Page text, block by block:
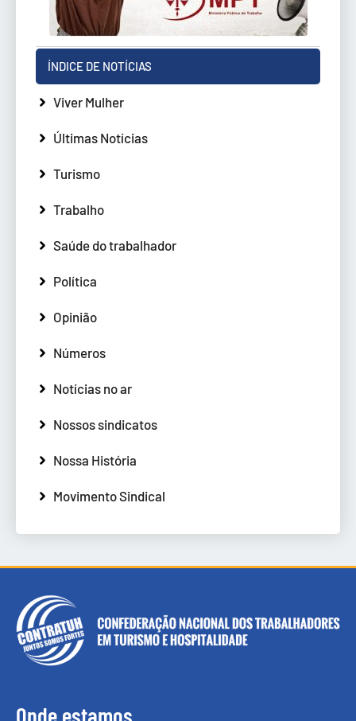
ÍNDICE DE NOTÍCIAS
Viver Mulher
Últimas Notícias
Turismo
Trabalho
Saúde do trabalhador
Política
Opinião
Números
Notícias no ar
Nossos sindicatos
Nossa História
Movimento Sindical
Onde estamos